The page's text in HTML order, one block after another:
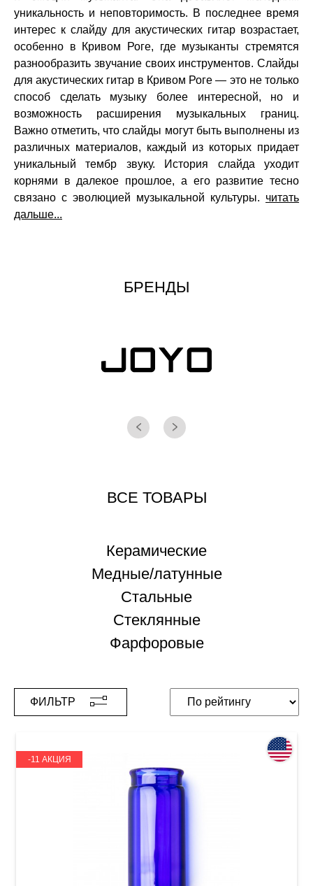
уникальность и неповторимость. В последнее время
интерес к слайду для акустических гитар возрастает,
особенно в Кривом Роге, где музыканты стремятся
разнообразить звучание своих инструментов. Слайды
для акустических гитар в Кривом Роге — это не только
способ сделать музыку более интересной, но и
возможность расширения музыкальных границ.
Важно отметить, что слайды могут быть выполнены из
различных материалов, каждый из которых придает
уникальный тембр звуку. История слайда уходит
корнями в далекое прошлое, а его развитие тесно
связано с эволюцией музыкальной культуры. читать
дальше...
БРЕНДЫ
ВСЕ ТОВАРЫ
Керамические
Медные/латунные
Стальные
Стеклянные
Фарфоровые
ФИЛЬТР
-11 АКЦИЯ